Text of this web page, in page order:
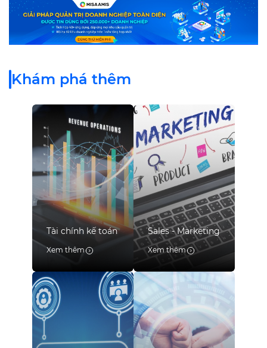
Khám phá thêm
Tài chính kế toán
Xem thêm
Sales - Marketing
Xem thêm